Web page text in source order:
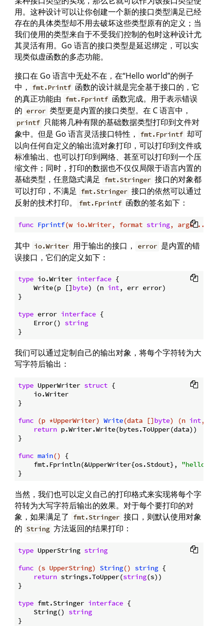
用。这种设计可以让你创建一个新的接口类型满足已经
存在的具体类型却不用去破坏这些类型原有的定义；当
我们使用的类型来自于不受我们控制的包时这种设计尤
其灵活有用。Go 语言的接口类型是延迟绑定，可以实
现类似虚函数的多态功能。
接口在 Go 语言中无处不在，在“Hello world”的例子
中，
fmt.Printf 函数的设计就是完全基于接口的，它
的真正功能由 fmt.Fprintf 函数完成。用于表示错误
的 error 类型更是内置的接口类型。在 C 语言中，
printf 只能将几种有限的基础数据类型打印到文件对
象中。但是 Go 语言灵活接口特性，
fmt.Fprintf 却可
以向任何自定义的输出流对象打印，可以打印到文件或
标准输出、也可以打印到网络、甚至可以打印到一个压
缩文件；同时，打印的数据也不仅仅局限于语言内置的
基础类型，任意隐式满足
fmt.Stringer 接口的对象都
可以打印，不满足
fmt.Stringer 接口的依然可以通过
反射的技术打印。
fmt.Fprintf 函数的签名如下：
func Fprintf(w io.Writer, format string, args ...
其中 io.Writer 用于输出的接口， error 是内置的错
误接口，它们的定义如下：
type io.Writer interface {
    Write(p []
byte) (n int, err error)
}
type error interface {
    Error()
string
我们可以通过定制自己的输出对象，将每个字符转为大
写字符后输出：
type UpperWriter struct {
    io.Writer
}
func (p *UpperWriter) Write(data []byte) (n int,
return p.Writer.Write(bytes.ToUpper(data))
}
func main()
{
    fmt.Fprintln(&UpperWriter{os.Stdout},
"hello,
当然，我们也可以定义自己的打印格式来实现将每个字
符转为大写字符后输出的效果。对于每个要打印的对
象，如果满足了
fmt.Stringer 接口，则默认使用对象
的 String 方法返回的结果打印：
type UpperString string
func (s UpperString) String() string {
return strings.ToUpper(string(s))
}
type fmt.Stringer interface {
    String()
string
}